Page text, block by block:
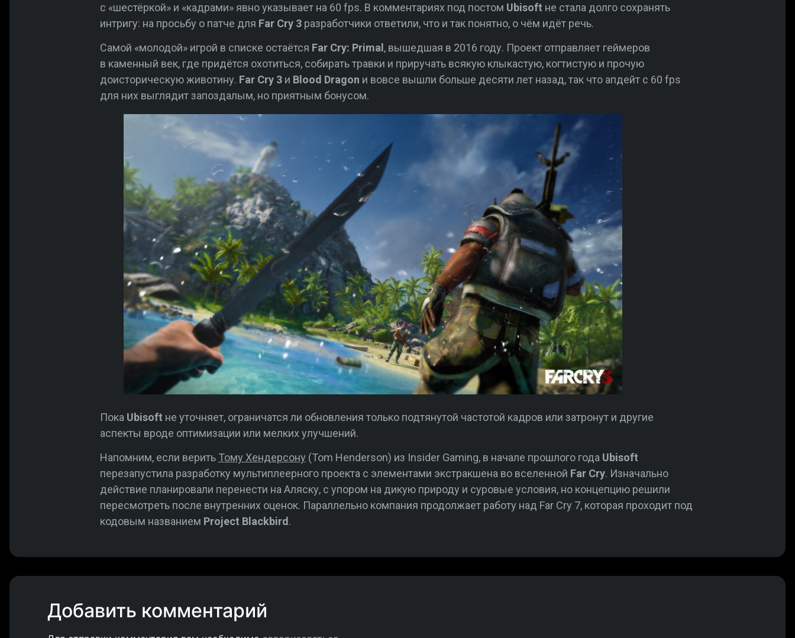
с «шестёркой» и «кадрами» явно указывает на 60 fps. В комментариях под постом Ubisoft не стала долго сохранять
интригу: на просьбу о патче для Far Cry 3разработчики ответили, что и так понятно, о чём идёт речь.
Самой «молодой» игрой в списке остаётся Far Cry: Primal , вышедшая в 2016 году. Проект отправляет геймеров
в каменный век, где придётся охотиться, собирать травки и приручать всякую клыкастую, когтистую и прочую
доисторическую животину. Far Cry 3и Blood Dragon и вовсе вышли больше десяти лет назад, так что апдейт с 60 fps
для них выглядит запоздалым, но приятным бонусом.
Пока Ubisoft не уточняет, ограничатся ли обновления только подтянутой частотой кадров или затронут и другие
аспекты вроде оптимизации или мелких улучшений.
Напомним, если верить Тому Хендерсону (Tom Henderson) из Insider Gaming, в начале прошлого года Ubisoft
перезапустила разработку мультиплеерного проекта с элементами экстракшена во вселенной Far Cry. Изначально
действие планировали перенести на Аляску, с упором на дикую природу и суровые условия, но концепцию решили
пересмотреть после внутренних оценок. Параллельно компания продолжает работу над Far Cry 7, которая проходит под
кодовым названием Project Blackbird.
Добавить комментарий